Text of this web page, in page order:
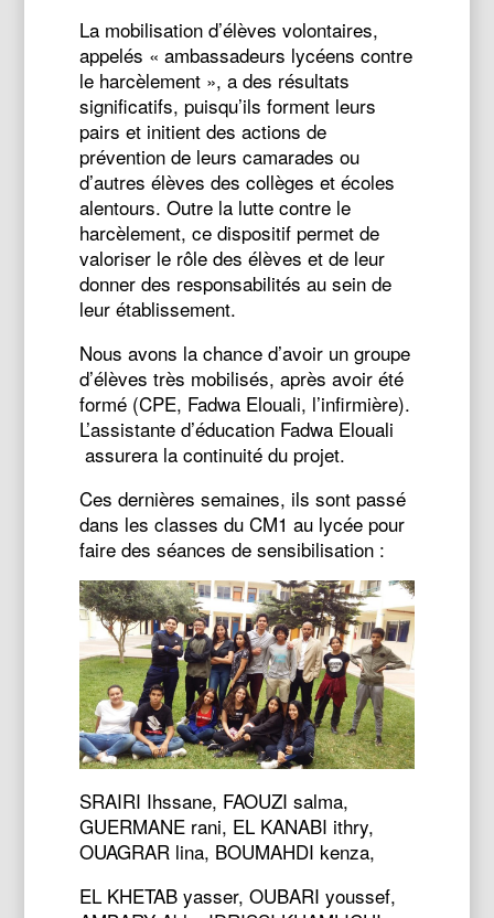
La mobilisation d’élèves volontaires,
appelés « ambassadeurs lycéens contre
le harcèlement », a des résultats
significatifs, puisqu’ils forment leurs
pairs et initient des actions de
prévention de leurs camarades ou
d’autres élèves des collèges et écoles
alentours. Outre la lutte contre le
harcèlement, ce dispositif permet de
valoriser le rôle des élèves et de leur
donner des responsabilités au sein de
leur établissement.
Nous avons la chance d’avoir un groupe
d’élèves très mobilisés, après avoir été
formé (CPE, Fadwa Elouali, l’infirmière).
L’assistante d’éducation Fadwa Elouali
assurera la continuité du projet.
Ces dernières semaines, ils sont passé
dans les classes du CM1 au lycée pour
faire des séances de sensibilisation :
SRAIRI Ihssane, FAOUZI salma,
GUERMANE rani, EL KANABI ithry,
OUAGRAR lina, BOUMAHDI kenza,
EL KHETAB yasser, OUBARI youssef,